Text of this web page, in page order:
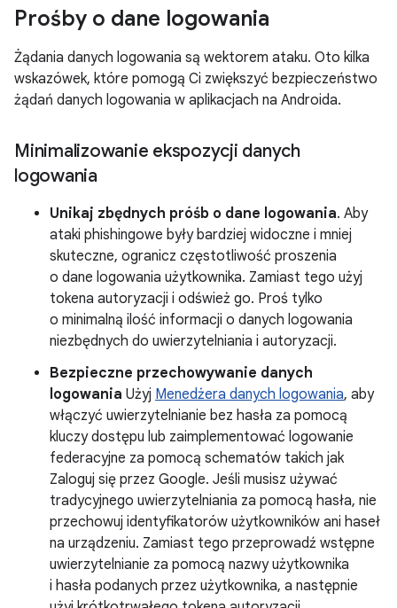
Prośby o dane logowania
Żądania danych logowania są wektorem ataku. Oto kilka
wskazówek, które pomogą Ci zwiększyć bezpieczeństwo
żądań danych logowania w aplikacjach na Androida.
Minimalizowanie ekspozycji danych
logowania
Unikaj zbędnych próśb o dane logowania. Aby
ataki phishingowe były bardziej widoczne i mniej
skuteczne, ogranicz częstotliwość proszenia
o dane logowania użytkownika. Zamiast tego użyj
tokena autoryzacji i odśwież go. Proś tylko
o minimalną ilość informacji o danych logowania
niezbędnych do uwierzytelniania i autoryzacji.
Bezpieczne przechowywanie danych
logowania Użyj Menedżera danych logowania, aby
włączyć uwierzytelnianie bez hasła za pomocą
kluczy dostępu lub zaimplementować logowanie
federacyjne za pomocą schematów takich jak
Zaloguj się przez Google. Jeśli musisz używać
tradycyjnego uwierzytelniania za pomocą hasła, nie
przechowuj identyfikatorów użytkowników ani haseł
na urządzeniu. Zamiast tego przeprowadź wstępne
uwierzytelnianie za pomocą nazwy użytkownika
i hasła podanych przez użytkownika, a następnie